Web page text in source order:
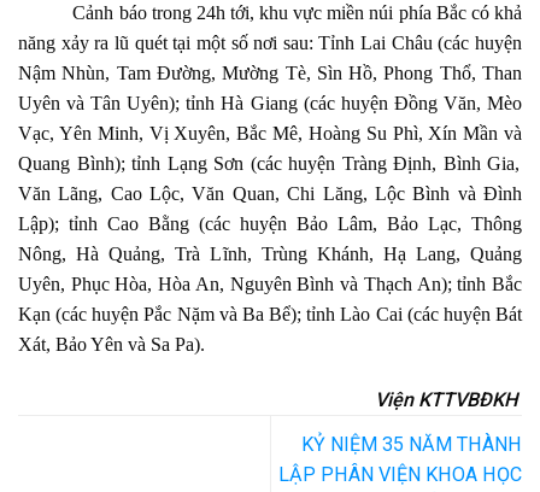
Cảnh báo trong 24h tới, khu vực miền núi phía Bắc có khả
năng xảy ra lũ quét tại một số nơi sau: Tỉnh Lai Châu (các huyện
Nậm Nhùn, Tam Đường, Mường Tè, Sìn Hồ, Phong Thổ, Than
Uyên và Tân Uyên); tỉnh Hà Giang (các huyện Đồng Văn, Mèo
Vạc, Yên Minh, Vị Xuyên, Bắc Mê, Hoàng Su Phì, Xín Mần và
Quang Bình); tỉnh Lạng Sơn (các huyện TràngĐịnh, Bình Gia,
Văn Lãng, Cao Lộc, Văn Quan, Chi Lăng, Lộc Bình và Đình
Lập); tỉnh Cao Bằng (các huyện Bảo Lâm, Bảo Lạc, Thông
Nông, Hà Quảng, Trà Lĩnh, Trùng Khánh, Hạ Lang, Quảng
Uyên, Phục Hòa, Hòa An, Nguyên Bình và Thạch An); tỉnh Bắc
Kạn (các huyện Pắc Nặm và Ba Bể); tỉnh Lào Cai (các huyệnBát
Xát, Bảo Yên và Sa Pa).
Viện KTTVBĐKH
KỶ NIỆM 35 NĂM THÀNH
LẬP PHÂN VIỆN KHOA HỌC